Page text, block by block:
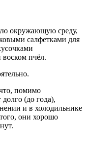
окружающую среду,
салфетками для
пчёл.
помимо
(до года),
и в холодильнике
они хорошо